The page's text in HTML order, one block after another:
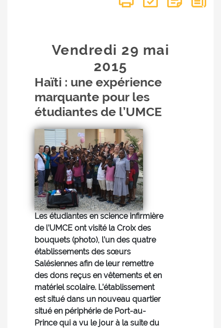
Vendredi 29 mai
2015
Haïti : une expérience
marquante pour les
étudiantes de l’UMCE
Les étudiantes en science infirmière
de l’UMCE ont visité la Croix des
bouquets (photo), l’un des quatre
établissements des sœurs
Salésiennes afin de leur remettre
des dons reçus en vêtements et en
matériel scolaire. L’établissement
est situé dans un nouveau quartier
situé en périphérie de Port-au-
Prince qui a vu le jour à la suite du